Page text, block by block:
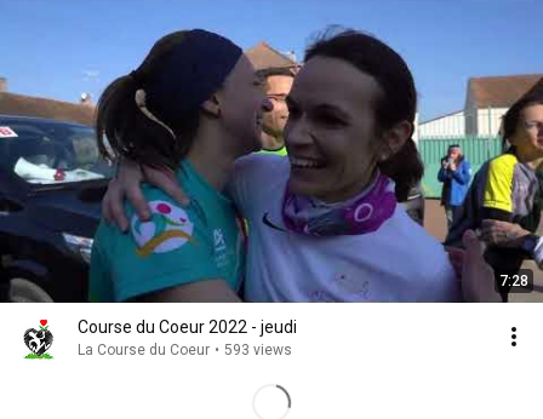
7:28
Course du Coeur 2022 - jeudi
La Course du Coeur • 593 views